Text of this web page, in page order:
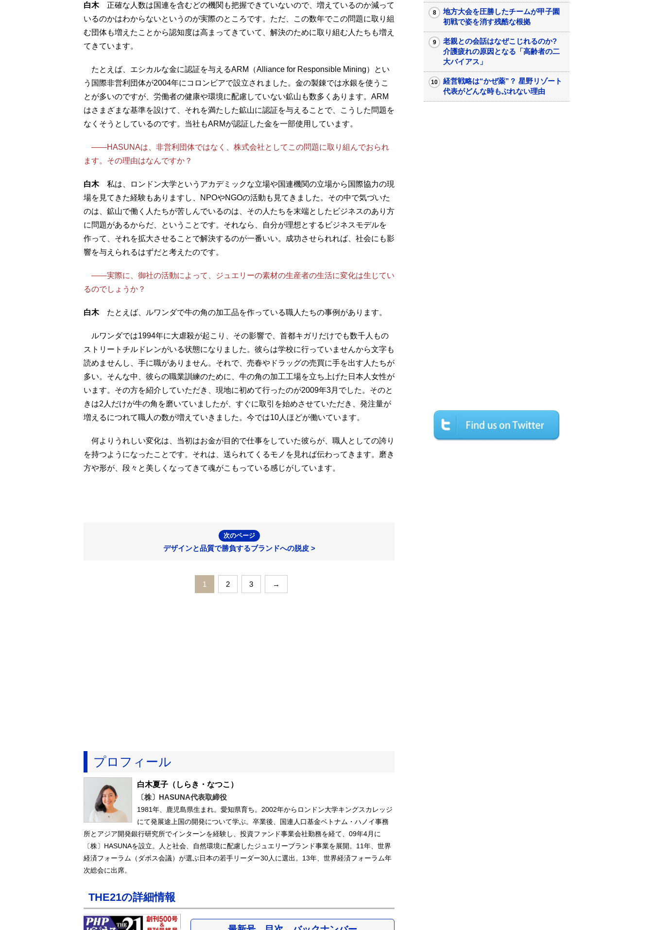
白木正確な人数は国連を含むどの機関も把握できていないので、増えているのか減って
いるのかはわからないというのが実際のところです。ただ、この数年でこの問題に取り組
む団体も増えたことから認知度は高まってきていて、解決のために取り組む人たちも増え
てきています。
たとえば、エシカルな金に認証を与えるARM（Alliance for Responsible Mining）とい
う国際非営利団体が2004年にコロンビアで設立されました。金の製錬では水銀を使うこ
とが多いのですが、労働者の健康や環境に配慮していない鉱山も数多くあります。ARM
はさまざまな基準を設けて、それを満たした鉱山に認証を与えることで、こうした問題を
なくそうとしているのです。当社もARMが認証した金を一部使用しています。
――HASUNAは、非営利団体ではなく、株式会社としてこの問題に取り組んでおられ
ます。その理由はなんですか？
白木私は、ロンドン大学というアカデミックな立場や国連機関の立場から国際協力の現
場を見てきた経験もありますし、NPOやNGOの活動も見てきました。その中で気づいた
のは、鉱山で働く人たちが苦しんでいるのは、その人たちを末端としたビジネスのあり方
に問題があるからだ、ということです。それなら、自分が理想とするビジネスモデルを
作って、それを拡大させることで解決するのが一番いい。成功させられれば、社会にも影
響を与えられるはずだと考えたのです。
――実際に、御社の活動によって、ジュエリーの素材の生産者の生活に変化は生じてい
るのでしょうか？
白木たとえば、ルワンダで牛の角の加工品を作っている職人たちの事例があります。
ルワンダでは1994年に大虐殺が起こり、その影響で、首都キガリだけでも数千人もの
ストリートチルドレンがいる状態になりました。彼らは学校に行っていませんから文字も
読めませんし、手に職がありません。それで、売春やドラッグの売買に手を出す人たちが
多い。そんな中、彼らの職業訓練のために、牛の角の加工工場を立ち上げた日本人女性が
います。その方を紹介していただき、現地に初めて行ったのが2009年3月でした。そのと
きは2人だけが牛の角を磨いていましたが、すぐに取引を始めさせていただき、発注量が
増えるにつれて職人の数が増えていきました。今では10人ほどが働いています。
何よりうれしい変化は、当初はお金が目的で仕事をしていた彼らが、職人としての誇り
を持つようになったことです。それは、送られてくるモノを見れば伝わってきます。磨き
方や形が、段々と美しくなってきて魂がこもっている感じがしています。
次のページ
デザインと品質で勝負するブランドへの脱皮 >
1 2 3 →
プロフィール
白木夏子 （しらき・なつこ）
〔株〕HASUNA代表取締役
1981年、鹿児島県生まれ。愛知県育ち。2002年からロンドン大学キングスカレッジ
にて発展途上国の開発について学ぶ。卒業後、国連人口基金ベトナム・ハノイ事務
所とアジア開発銀行研究所でインターンを経験し、投資ファンド事業会社勤務を経て、09年4月に
〔株〕HASUNAを設立。人と社会、自然環境に配慮したジュエリーブランド事業を展開。11年、世界
経済フォーラム（ダボス会議）が選ぶ日本の若手リーダー30人に選出。13年、世界経済フォーラム年
次総会に出席。
THE21の詳細情報
地方大会を圧勝したチームが甲子園
初戦で姿を消す残酷な根拠
老親との会話はなぜこじれるのか?
介護疲れの原因となる「高齢者の二
大バイアス」
経営戦略は“かぜ薬”？ 星野リゾート
代表がどんな時もぶれない理由